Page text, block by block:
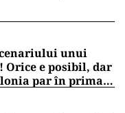
unui
Orice e posibil, dar
par în prima